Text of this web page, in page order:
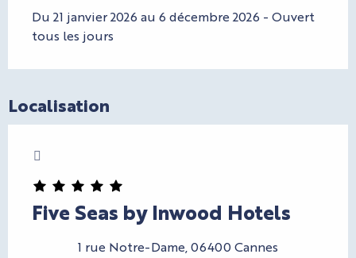
Du 21 janvier 2026 au 6 décembre 2026 - Ouvert
tous les jours
Localisation
Five Seas by Inwood Hotels
Charte Bienvenue à Cannes
1 rue Notre-Dame, 06400 Cannes